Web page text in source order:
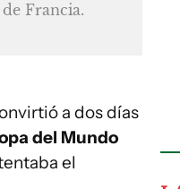
Francia.
a dos días
del Mundo
el